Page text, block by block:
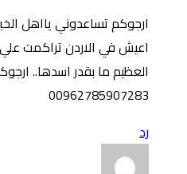
ارجوكم تساعدوني يااهل
اعيش في الاردن تراكمت
العظيم ما بقدر اسدها..
00962785907283
رد